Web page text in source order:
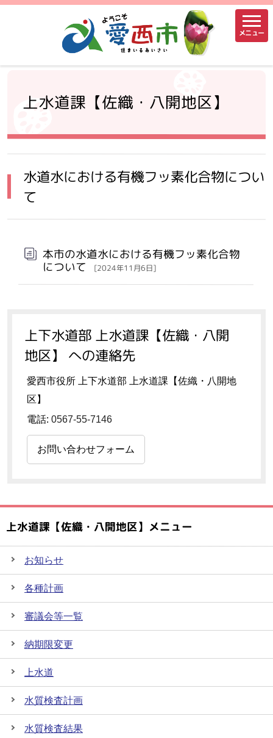
メニュー
上水道課【佐織・八開地区】
水道水における有機フッ素化合物につい
て
本市の水道水における有機フッ素化合物
について [2024年11月6日]
上下水道部 上水道課【佐織・八開
地区】 への連絡先
愛西市役所 上下水道部 上水道課【佐織・八開地
区】
電話: 0567-55-7146
お問い合わせフォーム
上水道課【佐織・八開地区】メニュー
お知らせ
各種計画
審議会等一覧
納期限変更
上水道
水質検査計画
水質検査結果